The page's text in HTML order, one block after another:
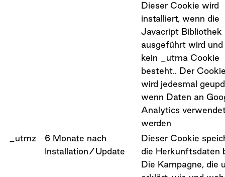
Dieser Cookie wird
installiert, wenn die
Javacript Bibliothek
ausgeführt wird und
kein _utma Cookie
besteht.. Der
wird jedesmal
wenn Daten an
Analytics
werden
_utmz
6 Monate nach
Installation/Update
Dieser Cookie
die Herkunftsdaten
Die Kampagne, die